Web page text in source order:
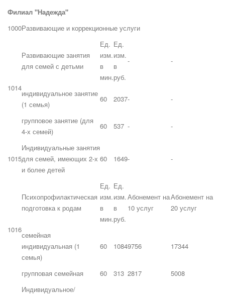
Филиал "Надежда"
1000Развивающие и коррекционные услуги
1014
Развивающие занятия
для семей с детьми
Ед.
изм.
в
мин.
Ед.
изм.
в
руб.
- -
индивидуальное занятие
(1 семья)
60 2037- -
групповое занятие (для
4-х семей)
60 537 - -
1015
Индивидуальные занятия
для семей, имеющих 2-х
и более детей
60 1649- -
1016
Психопрофилактическая
подготовка к родам
Ед.
изм.
в
мин.
Ед.
изм.
в
руб.
Абонемент на
10 услуг
Абонемент на
20 услуг
семейная
индивидуальная (1
семья)
60 10849756 17344
групповая семейная 60 313 2817 5008
Индивидуальное/